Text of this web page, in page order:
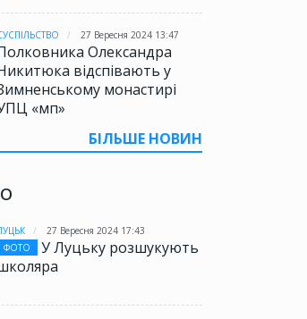
27 Вересня 2024 13:47
Олександра
відспівають у
монастирі
«мп»
БІЛЬШЕ НОВИН
27 Вересня 2024 17:43
ФОТО
У Луцьку розшукують